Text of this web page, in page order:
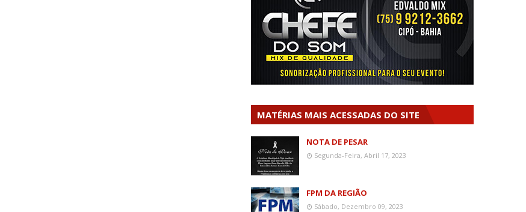
MATÉRIAS MAIS ACESSADAS DO SITE
NOTA DE PESAR
Segunda-Feira, Abril 17, 2023
FPM DA REGIÃO
Sábado, Dezembro 09, 2023